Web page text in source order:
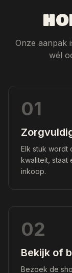
Onze aanpak
wél
01
Elk stuk wordt
kwaliteit,
inkoop.
02
Bekijk of
Bezoek de